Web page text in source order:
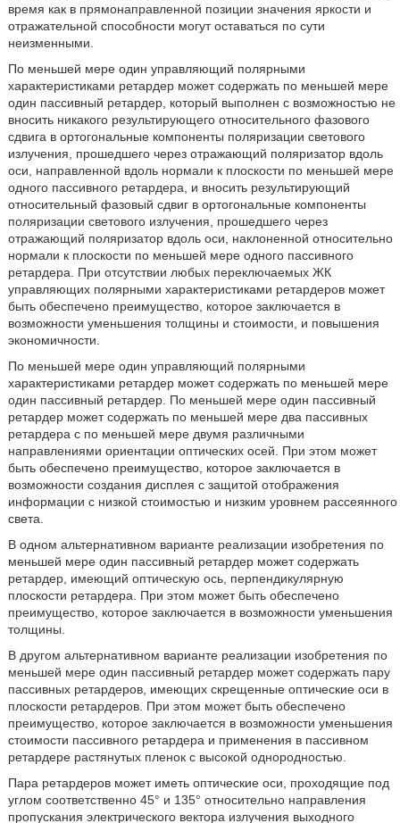
время как в прямонаправленной позиции значения яркости и
отражательной способности могут оставаться по сути
неизменными.
По меньшей мере один управляющий полярными
характеристиками ретардер может содержать по меньшей мере
один пассивный ретардер, который выполнен с возможностью не
вносить никакого результирующего относительного фазового
сдвига в ортогональные компоненты поляризации светового
излучения, прошедшего через отражающий поляризатор вдоль
оси, направленной вдоль нормали к плоскости по меньшей мере
одного пассивного ретардера, и вносить результирующий
относительный фазовый сдвиг в ортогональные компоненты
поляризации светового излучения, прошедшего через
отражающий поляризатор вдоль оси, наклоненной относительно
нормали к плоскости по меньшей мере одного пассивного
ретардера. При отсутствии любых переключаемых ЖК
управляющих полярными характеристиками ретардеров может
быть обеспечено преимущество, которое заключается в
возможности уменьшения толщины и стоимости, и повышения
экономичности.
По меньшей мере один управляющий полярными
характеристиками ретардер может содержать по меньшей мере
один пассивный ретардер. По меньшей мере один пассивный
ретардер может содержать по меньшей мере два пассивных
ретардера с по меньшей мере двумя различными
направлениями ориентации оптических осей. При этом может
быть обеспечено преимущество, которое заключается в
возможности создания дисплея с защитой отображения
информации с низкой стоимостью и низким уровнем рассеянного
света.
В одном альтернативном варианте реализации изобретения по
меньшей мере один пассивный ретардер может содержать
ретардер, имеющий оптическую ось, перпендикулярную
плоскости ретардера. При этом может быть обеспечено
преимущество, которое заключается в возможности уменьшения
толщины.
В другом альтернативном варианте реализации изобретения по
меньшей мере один пассивный ретардер может содержать пару
пассивных ретардеров, имеющих скрещенные оптические оси в
плоскости ретардеров. При этом может быть обеспечено
преимущество, которое заключается в возможности уменьшения
стоимости пассивного ретардера и применения в пассивном
ретардере растянутых пленок с высокой однородностью.
Пара ретардеров может иметь оптические оси, проходящие под
углом соответственно 45° и 135° относительно направления
пропускания электрического вектора излучения выходного